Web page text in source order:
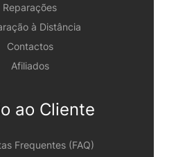
Reparações
à Distância
Contactos
Afiliados
ao Cliente
Frequentes (FAQ)